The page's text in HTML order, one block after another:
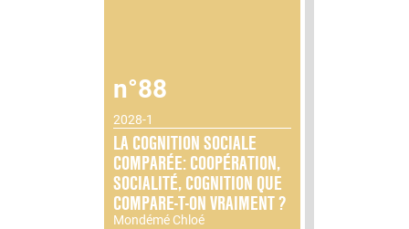
n°88
2028-1
LA COGNITION SOCIALE
COMPARÉE: COOPÉRATION,
SOCIALITÉ, COGNITION QUE
COMPARE-T-ON VRAIMENT ?
Mondémé Chloé